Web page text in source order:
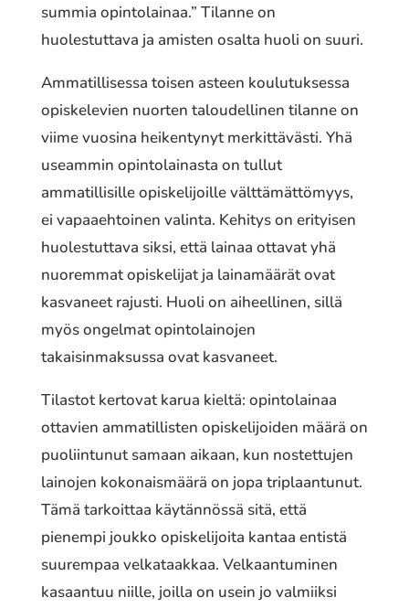
summia opintolainaa.” Tilanne on
huolestuttava ja amisten osalta huoli on suuri.
Ammatillisessa toisen asteen koulutuksessa
opiskelevien nuorten taloudellinen tilanne on
viime vuosina heikentynyt merkittävästi. Yhä
useammin opintolainasta on tullut
ammatillisille opiskelijoille välttämättömyys,
ei vapaaehtoinen valinta. Kehitys on erityisen
huolestuttava siksi, että lainaa ottavat yhä
nuoremmat opiskelijat ja lainamäärät ovat
kasvaneet rajusti. Huoli on aiheellinen, sillä
myös ongelmat opintolainojen
takaisinmaksussa ovat kasvaneet.
Tilastot kertovat karua kieltä: opintolainaa
ottavien ammatillisten opiskelijoiden määrä on
puoliintunut samaan aikaan, kun nostettujen
lainojen kokonaismäärä on jopa triplaantunut.
Tämä tarkoittaa käytännössä sitä, että
pienempi joukko opiskelijoita kantaa entistä
suurempaa velkataakkaa. Velkaantuminen
kasaantuu niille, joilla on usein jo valmiiksi